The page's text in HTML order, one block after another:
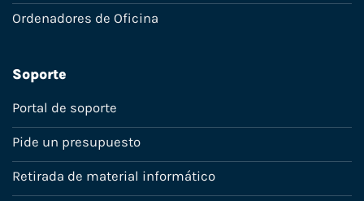
Ordenadores de Oficina
Soporte
Portal de soporte
Pide un presupuesto
Retirada de material informático